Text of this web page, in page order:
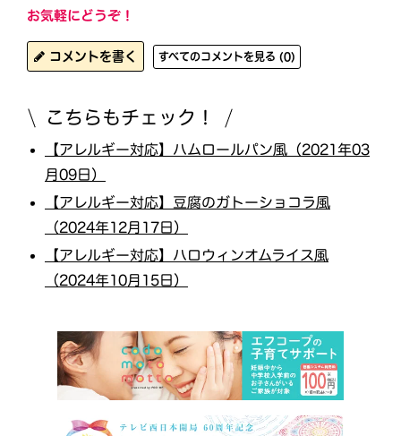
お気軽にどうぞ！
コメントを書く すべてのコメントを見る (0)
こちらもチェック！
【アレルギー対応】ハムロールパン風（2021年03
月09日）
【アレルギー対応】豆腐のガトーショコラ風
（2024年12月17日）
【アレルギー対応】ハロウィンオムライス風
（2024年10月15日）